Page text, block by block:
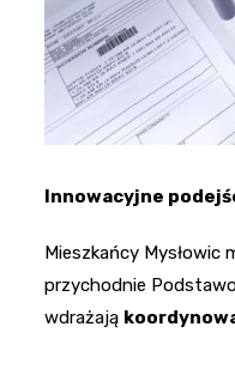
Innowacyjne
Mieszkańcy
przychodnie
wdrażają